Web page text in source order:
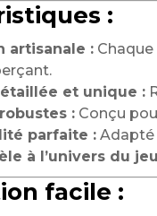
:
artisanale :Chaque
et unique :
:Conçu
parfaite :Adapté
à l’univers du
facile :